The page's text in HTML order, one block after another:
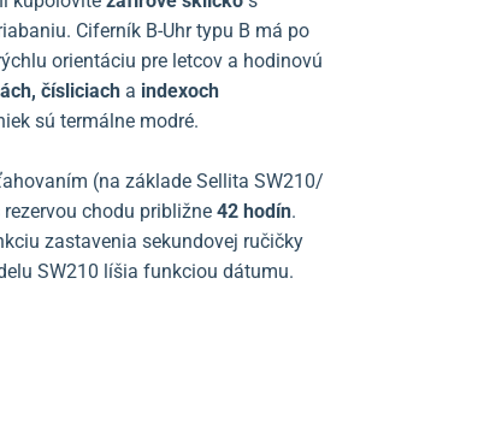
Ciferník B-Uhr typu B má po
orientáciu pre letcov a hodinovú
čísliciach a indexoch
sú termálne modré.
(na základe Sellita SW210/
chodu približne 42 hodín.
zastavenia sekundovej ručičky
SW210 líšia funkciou dátumu.